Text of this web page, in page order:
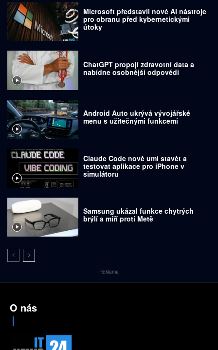
Microsoft představil nové AI nástroje
pro obranu před kybernetickými
útoky
ChatGPT propojí zdravotní data a
nabídne osobnější odpovědi
Android Auto ukrývá vývojářské
menu s užitečnými funkcemi
Claude Code nově umí stavět a
testovat aplikace pro iPhone v
simulátoru
Samsung ukázal funkce chytrých
brýlí a míří proti Metě
Reklama
O nás